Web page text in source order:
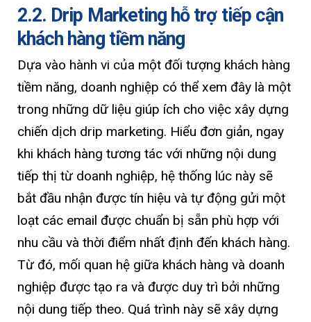
2.2. Drip Marketing hỗ trợ tiếp cận
khách hàng tiềm năng
Dựa vào hành vi của một đối tượng khách hàng
tiềm năng, doanh nghiệp có thể xem đây là một
trong những dữ liệu giúp ích cho việc xây dựng
chiến dịch drip marketing. Hiểu đơn giản, ngay
khi khách hàng tương tác với những nội dung
tiếp thị từ doanh nghiệp, hệ thống lúc này sẽ
bắt đầu nhận được tín hiệu và tự động gửi một
loạt các email được chuẩn bị sẵn phù hợp với
nhu cầu và thời điểm nhất định đến khách hàng.
Từ đó, mối quan hệ giữa khách hàng và doanh
nghiệp được tạo ra và được duy trì bởi những
nội dung tiếp theo. Quá trình này sẽ xây dựng